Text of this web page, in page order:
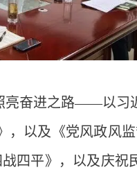
亮奋进之路——以习
，以及《党风政风
四平》，以及庆祝